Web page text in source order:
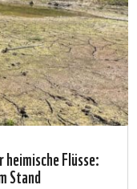
Flüsse:
Stand